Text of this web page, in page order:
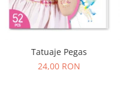
Tatuaje Pegas
24,00 RON